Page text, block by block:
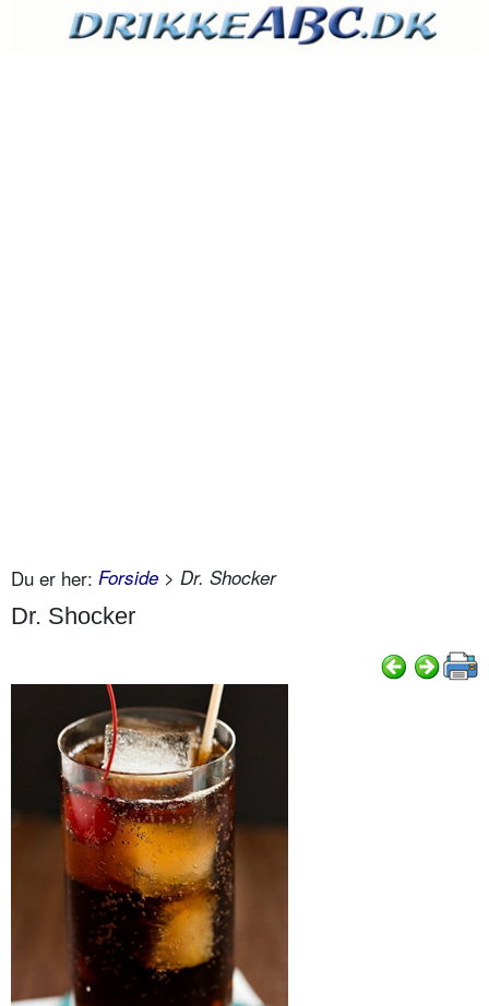
Du er her: Forside > Dr. Shocker
Dr. Shocker